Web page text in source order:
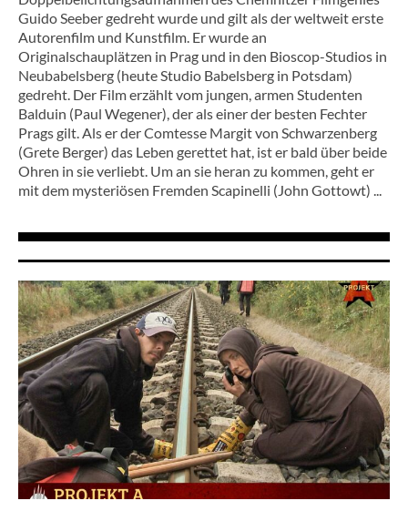
Guido Seeber gedreht wurde und gilt als der weltweit erste
Autorenfilm und Kunstfilm. Er wurde an
Originalschauplätzen in Prag und in den Bioscop-Studios in
Neubabelsberg (heute Studio Babelsberg in Potsdam)
gedreht. Der Film erzählt vom jungen, armen Studenten
Balduin (Paul Wegener), der als einer der besten Fechter
Prags gilt. Als er der Comtesse Margit von Schwarzenberg
(Grete Berger) das Leben gerettet hat, ist er bald über beide
Ohren in sie verliebt. Um an sie heran zu kommen, geht er
mit dem mysteriösen Fremden Scapinelli (John Gottowt) ...